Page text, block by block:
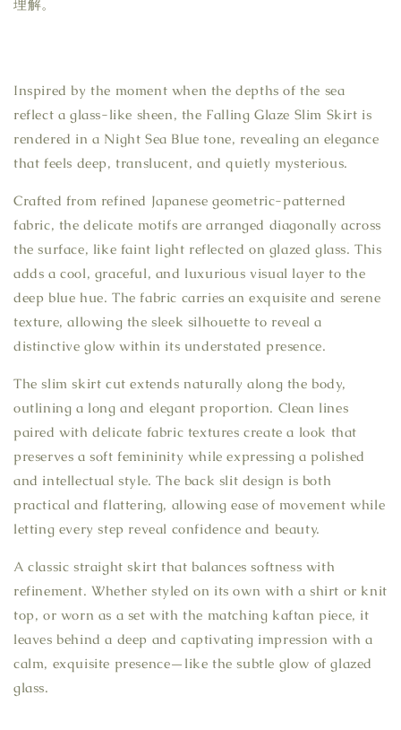
理解。
Inspired by the moment when the depths of the sea
reflect a glass-like sheen, the Falling Glaze Slim Skirt is
rendered in a Night Sea Blue tone, revealing an elegance
that feels deep, translucent, and quietly mysterious.
Crafted from refined Japanese geometric-patterned
fabric, the delicate motifs are arranged diagonally across
the surface, like faint light reflected on glazed glass. This
adds a cool, graceful, and luxurious visual layer to the
deep blue hue. The fabric carries an exquisite and serene
texture, allowing the sleek silhouette to reveal a
distinctive glow within its understated presence.
The slim skirt cut extends naturally along the body,
outlining a long and elegant proportion. Clean lines
paired with delicate fabric textures create a look that
preserves a soft femininity while expressing a polished
and intellectual style. The back slit design is both
practical and flattering, allowing ease of movement while
letting every step reveal confidence and beauty.
A classic straight skirt that balances softness with
refinement. Whether styled on its own with a shirt or knit
top, or worn as a set with the matching kaftan piece, it
leaves behind a deep and captivating impression with a
calm, exquisite presence—like the subtle glow of glazed
glass.